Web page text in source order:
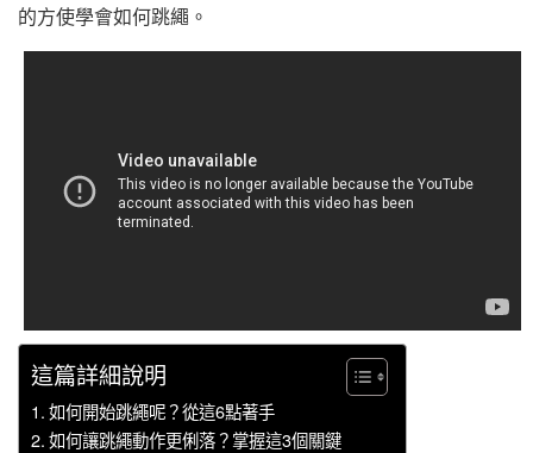
的方使學會如何跳繩。
這篇詳細說明
如何開始跳繩呢？從這6點著手
如何讓跳繩動作更俐落？掌握這3個關鍵